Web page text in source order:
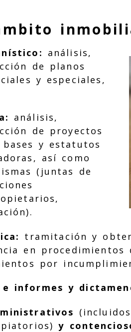
análisis,
de planos
y especiales,
análisis,
de proyectos
y estatutos
así como
(juntas de
tramitación y
en
por
informes y
y